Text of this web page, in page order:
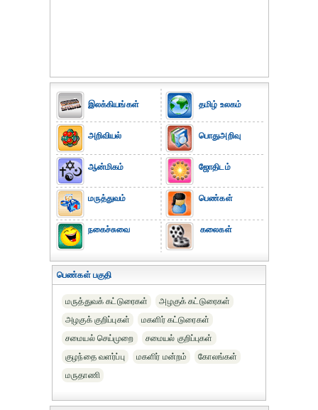
இலக்கியங்கள்
அறிவியல்
ஆன்மிகம்
மருத்துவம்
நகைச்சுவை
தமிழ் உலகம்
பொதுஅறிவு
ஜோதிடம்
பெண்கள்
கலைகள்
பெண்கள் பகுதி
மருத்துவக் கட்டுரைகள்
அழகுக் கட்டுரைகள்
அழகுக் குறிப்புகள்
மகளிர் கட்டுரைகள்
சமையல் செய்முறை
சமையல் குறிப்புகள்
குழந்தை வளர்ப்பு
மகளிர் மன்றம்
கோலங்கள்
மருதாணி